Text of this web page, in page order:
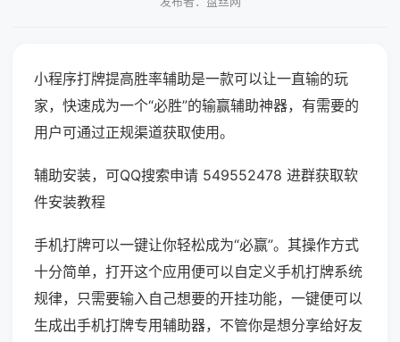
小程序打牌提高胜率辅助是一款可以让一直输的玩
家，快速成为一个“必胜”的输赢辅助神器，有需要的
用户可通过正规渠道获取使用。
辅助安装，可QQ搜索申请 549552478 进群获取软
件安装教程
手机打牌可以一键让你轻松成为“必赢”。其操作方式
十分简单，打开这个应用便可以自定义手机打牌系统
规律，只需要输入自己想要的开挂功能，一键便可以
生成出手机打牌专用辅助器，不管你是想分享给好友